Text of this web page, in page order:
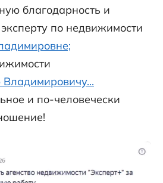
благодарность и
по недвижимости
и по-человечески